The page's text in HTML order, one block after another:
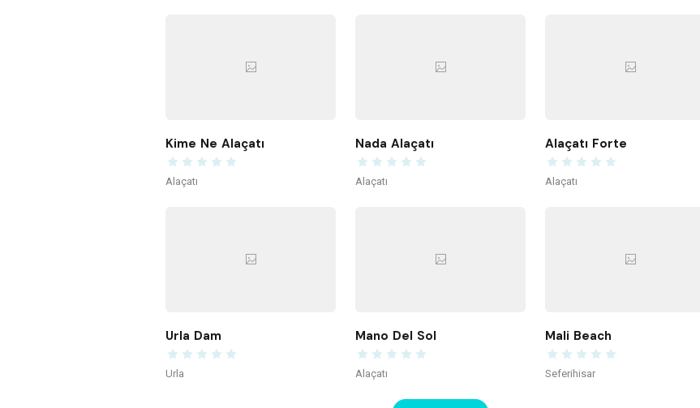
Kime Ne Alaçatı
Alaçatı
Nada Alaçatı
Alaçatı
Alaçatı Forte
Alaçatı
Urla Dam
Urla
Mano Del Sol
Alaçatı
Mali Beach
Seferihisar